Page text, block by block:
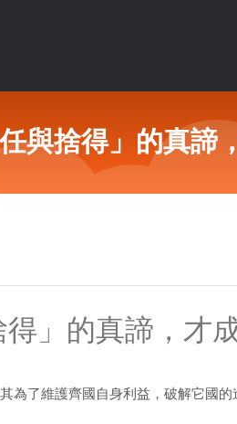
與捨得」的真諦
」的真諦，才
為了維護齊國自身利益，破解它國的